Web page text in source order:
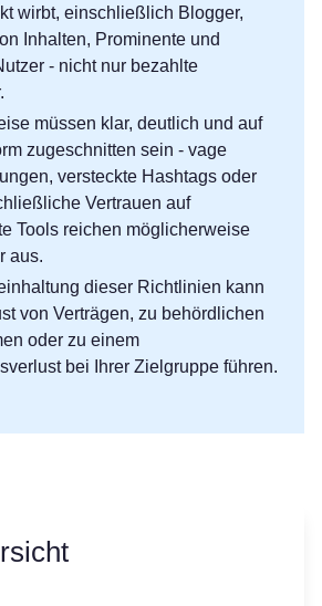
wirbt, einschließlich Blogger,
Inhalten, Prominente und
- nicht nur bezahlte
müssen klar, deutlich und auf
zugeschnitten sein - vage
versteckte Hashtags oder
Vertrauen auf
Tools reichen möglicherweise
aus.
dieser Richtlinien kann
von Verträgen, zu behördlichen
oder zu einem
bei Ihrer Zielgruppe führen.